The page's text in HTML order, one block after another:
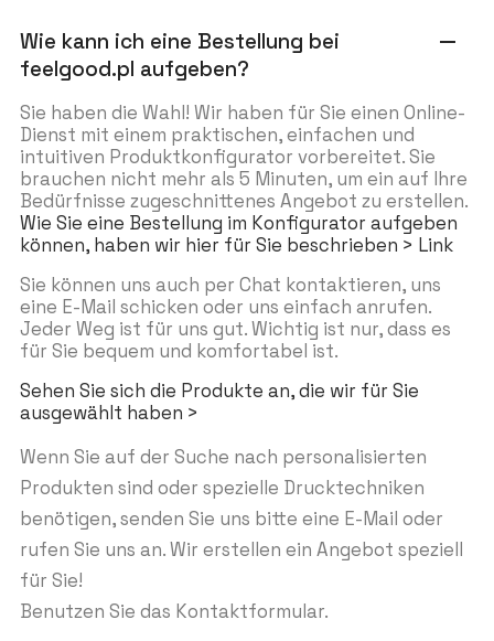
Wie kann ich eine Bestellung bei
feelgood.pl aufgeben?
remove
Sie haben die Wahl! Wir haben für Sie einen Online-
Dienst mit einem praktischen, einfachen und
intuitiven Produktkonfigurator vorbereitet. Sie
brauchen nicht mehr als 5 Minuten, um ein auf Ihre
Bedürfnisse zugeschnittenes Angebot zu erstellen.
Wie Sie eine Bestellung im Konfigurator aufgeben
können, haben wir hier für Sie beschrieben > Link
Sie können uns auch per Chat kontaktieren, uns
eine E-Mail schicken oder uns einfach anrufen.
Jeder Weg ist für uns gut. Wichtig ist nur, dass es
für Sie bequem und komfortabel ist.
Sehen Sie sich die Produkte an, die wir für Sie
ausgewählt haben >
Wenn Sie auf der Suche nach personalisierten
Produkten sind oder spezielle Drucktechniken
benötigen, senden Sie uns bitte eine E-Mail oder
rufen Sie uns an. Wir erstellen ein Angebot speziell
für Sie!
Benutzen Sie das Kontaktformular.